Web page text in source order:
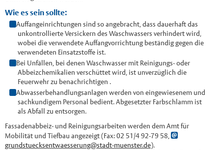
Wie es sein sollte:
Auffangeinrichtungen sind so angebracht, dass dauerhaft das
unkontrollierte Versickern des Waschwassers verhindert wird,
wobei die verwendete Auffangvorrichtung beständig gegen die
verwendeten Einsatzstoffe ist.
Bei Unfällen, bei denen Waschwasser mit Reinigungs- oder
Abbeizchemikalien verschüttet wird, ist unverzüglich die
Feuerwehr zu benachrichtigen .
Abwasserbehandlungsanlagen werden von eingewiesenem und
sachkundigem Personal bedient. Abgesetzter Farbschlamm ist
als Abfall zu entsorgen.
Fassadenabbeiz- und Reinigungsarbeiten werden dem Amt für
Mobilität und Tiefbau angezeigt (Fax: 02 51/4 92-79 58,
grundstuecksentwaesserung@stadt-muenster.de).